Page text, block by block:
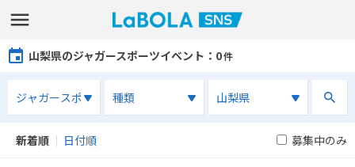
山梨県のジャガースポーツイベント ：0件
新着順 ｜ 日付順 募集中のみ